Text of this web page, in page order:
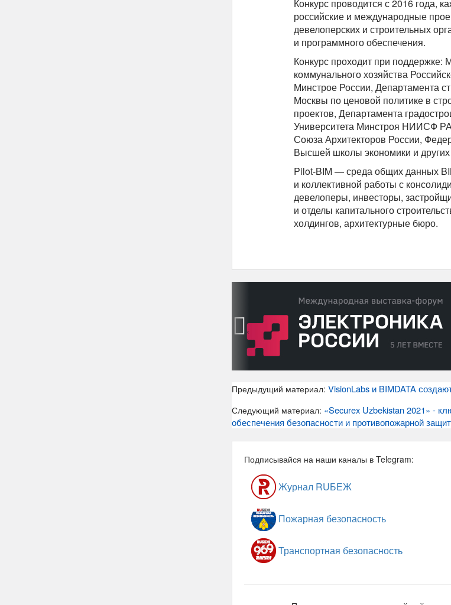
Конкурс проводится с 2016 года,
российские и международные
девелоперских и строительных
и программного обеспечения.
Конкурс проходит при поддержке:
коммунального хозяйства
Минстрое России, Департамента
Москвы по ценовой политике в
проектов, Департамента
Университета Минстроя НИИСФ
Союза Архитекторов России,
Высшей школы экономики и других
Pilot-BIM — среда общих данных
и коллективной работы с
девелоперы, инвесторы,
и отделы капитального
холдингов, архитектурные бюро.
‹
Предыдущий материал: VisionLabs и BIMDATA
Следующий материал: «Securex Uzbekistan 2021» -
обеспечения безопасности и противопожарной
Подписывайся на наши каналы в Telegram:
Журнал RUБЕЖ
Пожарная безопасность
Транспортная безопасность